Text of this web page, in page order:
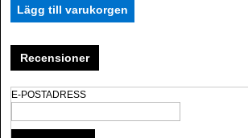
Recensioner
E-POSTADRESS